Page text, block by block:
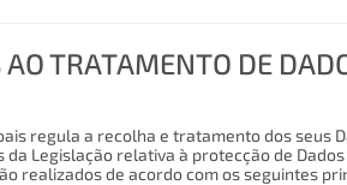
TRATAMENTO DE
regula a recolha e tratamento dos seus
Legislação relativa à protecção de Dados
realizados de acordo com os seguintes